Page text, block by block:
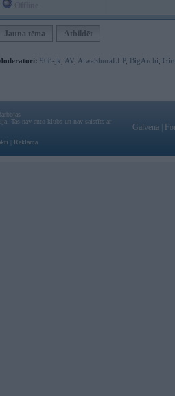
Jauna tēma Atbildēt
968-jk AV AiwaShuraLLP, BigArchi
Tas nav auto klubs un nav saistīts ar
Reklāma
Galvena